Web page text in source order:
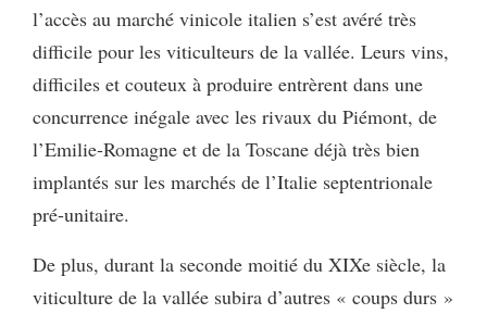
l’accès au marché vinicole italien s’est avéré très
difficile pour les viticulteurs de la vallée. Leurs vins,
difficiles et couteux à produire entrèrent dans une
concurrence inégale avec les rivaux du Piémont, de
l’Emilie-Romagne et de la Toscane déjà très bien
implantés sur les marchés de l’Italie septentrionale
pré-unitaire.
De plus, durant la seconde moitié du XIXe siècle, la
viticulture de la vallée subira d’autres « coups durs »